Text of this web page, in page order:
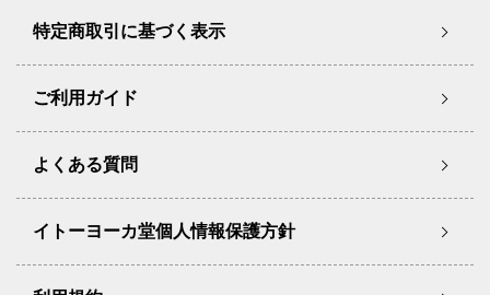
特定商取引に基づく表示
ご利用ガイド
よくある質問
イトーヨーカ堂個人情報保護方針